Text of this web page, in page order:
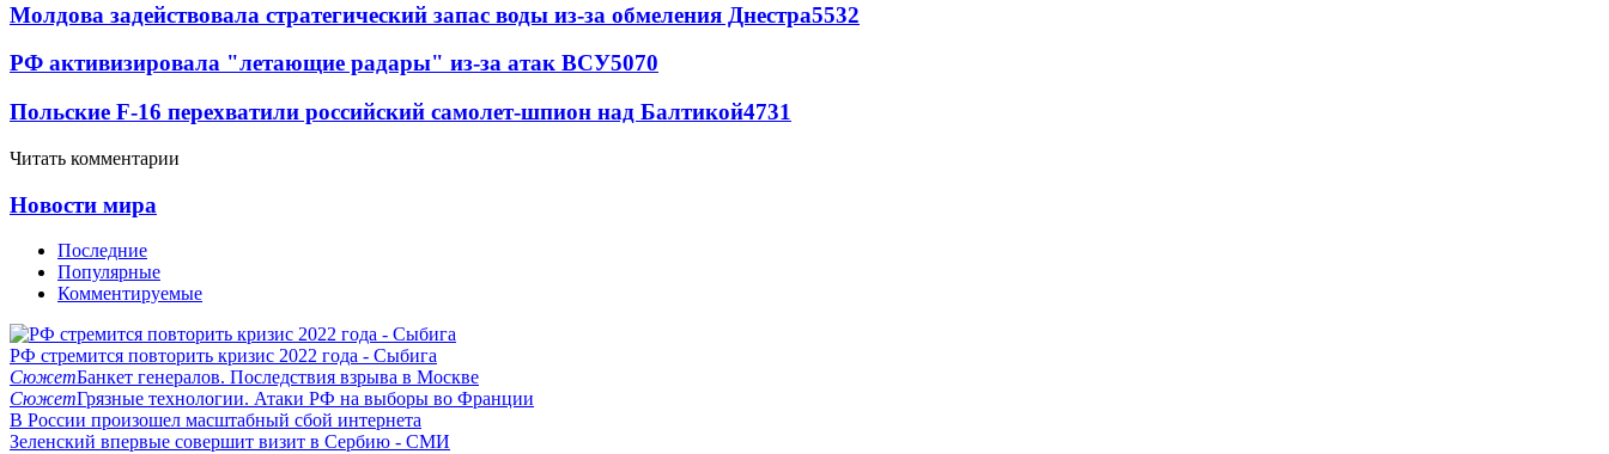
Молдова задействовала стратегический запас воды из-за обмеления Днестра5532
РФ активизировала "летающие радары" из-за атак ВСУ5070
Польские F-16 перехватили российский самолет-шпион над Балтикой4731
Читать комментарии
Новости мира
Последние
Популярные
Комментируемые
РФ стремится повторить кризис 2022 года - Сыбига
СюжетБанкет генералов. Последствия взрыва в Москве
СюжетГрязные технологии. Атаки РФ на выборы во Франции
В России произошел масштабный сбой интернета
Зеленский впервые совершит визит в Сербию - СМИ